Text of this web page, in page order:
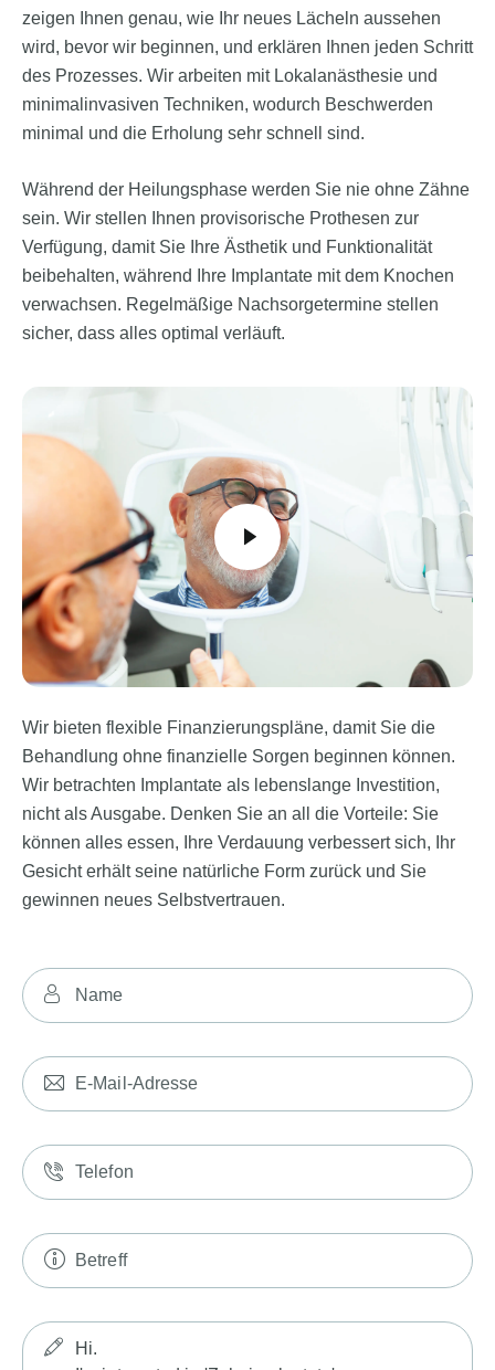
zeigen Ihnen genau, wie Ihr neues Lächeln aussehen
wird, bevor wir beginnen, und erklären Ihnen jeden Schritt
des Prozesses. Wir arbeiten mit Lokalanästhesie und
minimalinvasiven Techniken, wodurch Beschwerden
minimal und die Erholung sehr schnell sind.
Während der Heilungsphase werden Sie nie ohne Zähne
sein. Wir stellen Ihnen provisorische Prothesen zur
Verfügung, damit Sie Ihre Ästhetik und Funktionalität
beibehalten, während Ihre Implantate mit dem Knochen
verwachsen. Regelmäßige Nachsorgetermine stellen
sicher, dass alles optimal verläuft.
Wir bieten flexible Finanzierungspläne, damit Sie die
Behandlung ohne finanzielle Sorgen beginnen können.
Wir betrachten Implantate als lebenslange Investition,
nicht als Ausgabe. Denken Sie an all die Vorteile: Sie
können alles essen, Ihre Verdauung verbessert sich, Ihr
Gesicht erhält seine natürliche Form zurück und Sie
gewinnen neues Selbstvertrauen.